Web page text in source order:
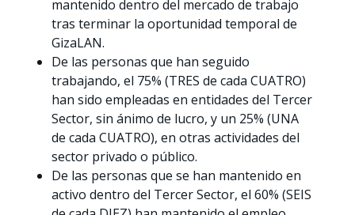
mantenido dentro del mercado de trabajo
tras terminar la oportunidad temporal de
GizaLAN.
De las personas que han seguido
trabajando, el 75% (TRES de cada CUATRO)
han sido empleadas en entidades del Tercer
Sector, sin ánimo de lucro, y un 25% (UNA
de cada CUATRO), en otras actividades del
sector privado o público.
De las personas que se han mantenido en
activo dentro del Tercer Sector, el 60% (SEIS